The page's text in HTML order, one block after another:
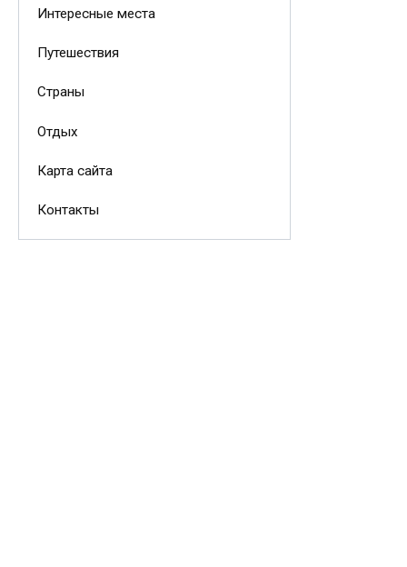
Интересные места
Путешествия
Страны
Отдых
Карта сайта
Контакты